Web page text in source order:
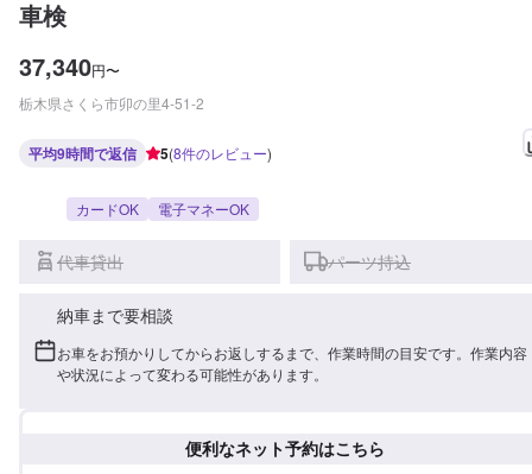
車検
37,340円〜
栃木県さくら市卯の里4-51-2
平均9時間で返信 5(8件のレビュー)
カードOK 電子マネーOK
代車貸出 パーツ持込
納車まで要相談
お車をお預かりしてからお返しするまで、作業時間の目安です。作業内容
や状況によって変わる可能性があります。
便利なネット予約はこちら